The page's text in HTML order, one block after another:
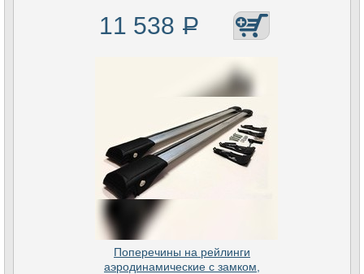
11 538 Р
Поперечины на рейлинги
аэродинамические с замком,